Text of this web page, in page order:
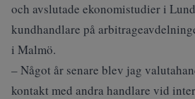
och avslutade ekonomistudier i
kundhandlare på
i Malmö.
– Något år senare blev jag
kontakt med andra handlare vid